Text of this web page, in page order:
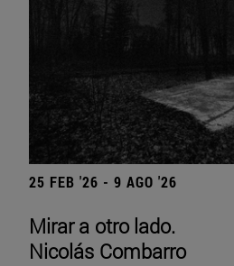
25 FEB '26 - 9 AGO '26
Mirar a otro lado.
Nicolás Combarro